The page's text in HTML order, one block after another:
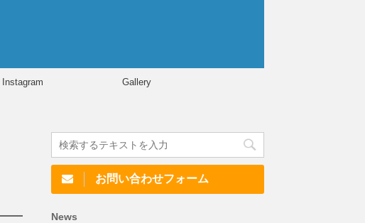
Instagram Gallery
お問い合わせフォーム
News